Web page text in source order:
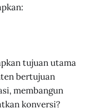
tujuan utama
bertujuan
membangun
konversi?